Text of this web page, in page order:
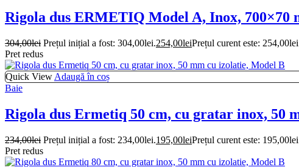
Rigola dus ERMETIQ Model A, Inox, 700×70
304,00lei Prețul inițial a fost: 304,00lei.254,00leiPrețul curent este:
Pret redus
Quick View Adaugă în coș
Baie
Rigola dus Ermetiq 50 cm, cu gratar inox, 50
234,00lei Prețul inițial a fost: 234,00lei.195,00leiPrețul curent este:
Pret redus